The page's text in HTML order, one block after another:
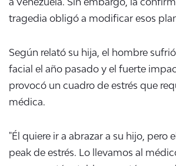
tragedia obligó a modificar esos
Según relató su hija, el hombre
facial el año pasado y el fuerte
provocó un cuadro de estrés que
médica.
"Él quiere ir a abrazar a su hijo, pero
peak de estrés. Lo llevamos al